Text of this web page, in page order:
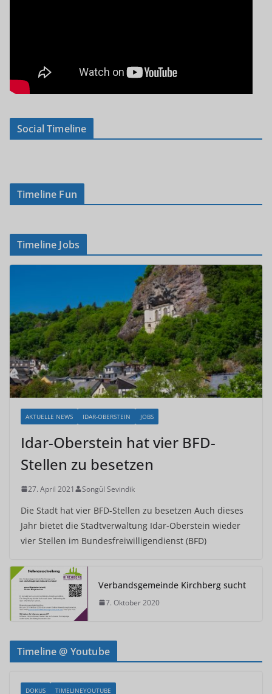
Social Timeline
Timeline Fun
Timeline Jobs
AKTUELLE NEWS IDAR-OBERSTEIN JOBS
Idar-Oberstein hat vier BFD-
Stellen zu besetzen
27. April 2021 Songül Sevindik
Die Stadt hat vier BFD-Stellen zu besetzen Auch dieses
Jahr bietet die Stadtverwaltung Idar-Oberstein wieder
vier Stellen im Bundesfreiwilligendienst (BFD)
Verbandsgemeinde Kirchberg sucht
7. Oktober 2020
Timeline @ Youtube
DOKUS TIMELINEYOUTUBE